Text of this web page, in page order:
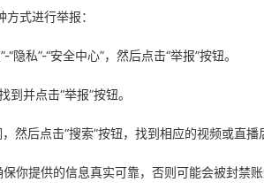
式进行举报：
隐私”-“安全中心”，然后点击“举报”按钮。
并点击“举报”按钮。
然后点击“搜索”按钮，找到相应的视频或直播
你提供的信息真实可靠，否则可能会被封禁